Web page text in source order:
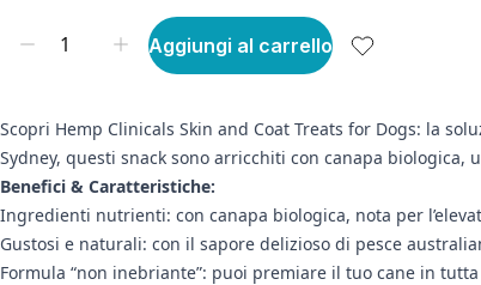
Aggiungi al carrello
Scopri Hemp Clinicals Skin and Coat Treats for Dogs: la
Sydney, questi snack sono arricchiti con canapa
Benefici & Caratteristiche:
Ingredienti nutrienti: con canapa biologica, nota per
Gustosi e naturali: con il sapore delizioso di pesce
Formula “non inebriante”: puoi premiare il tuo cane in